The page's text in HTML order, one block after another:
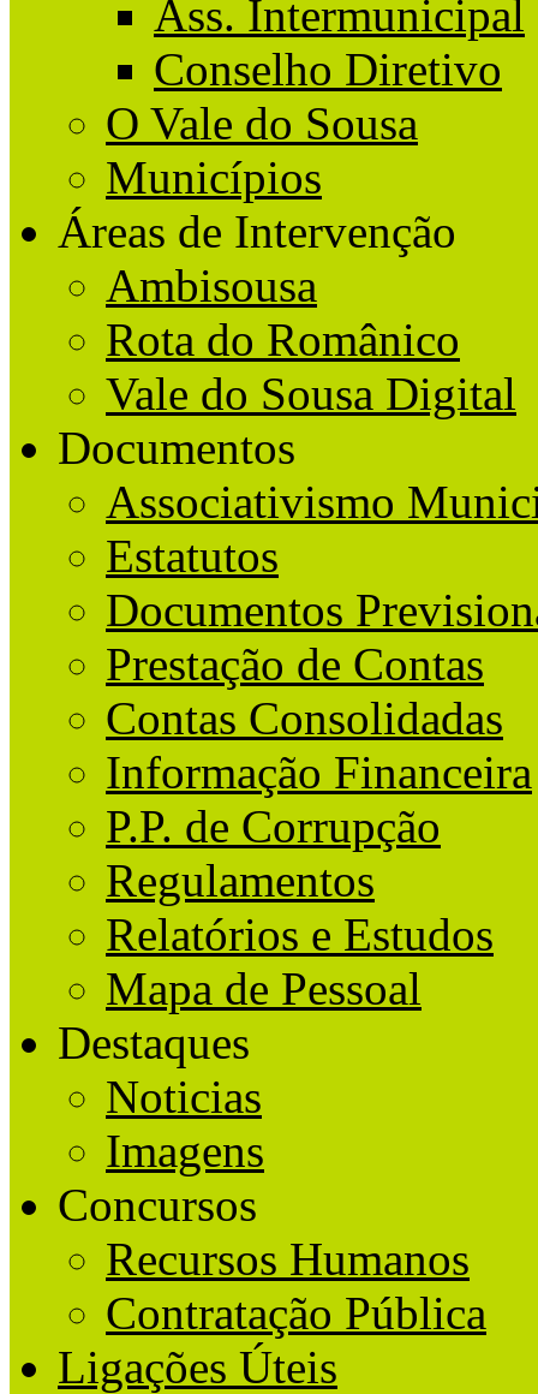
Ass. Intermunicipal
Conselho Diretivo
O Vale do Sousa
Municípios
Áreas de Intervenção
Ambisousa
Rota do Românico
Vale do Sousa Digital
Documentos
Associativismo
Estatutos
Documentos
Prestação de Contas
Contas Consolidadas
Informação Financeira
P.P. de Corrupção
Regulamentos
Relatórios e Estudos
Mapa de Pessoal
Destaques
Noticias
Imagens
Concursos
Recursos Humanos
Contratação Pública
Ligações Úteis